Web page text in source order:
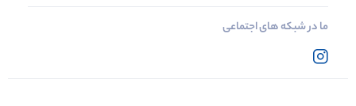
ما در شبکه های اجتماعی